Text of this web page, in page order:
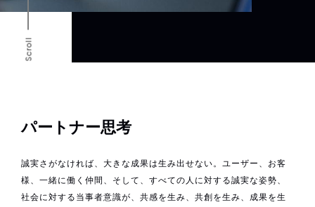
Scroll
パートナー思考
誠実さがなければ、⼤きな成果は⽣み出せない。ユーザー、お客
様、⼀緒に働く仲間、そして、すべての⼈に対する誠実な姿勢、
社会に対する当事者意識が、共感を⽣み、共創を⽣み、成果を⽣